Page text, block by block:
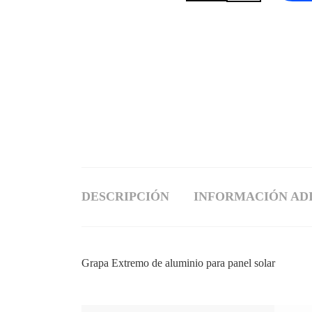
DESCRIPCIÓN INFORMACIÓN
Grapa Extremo de aluminio para panel solar